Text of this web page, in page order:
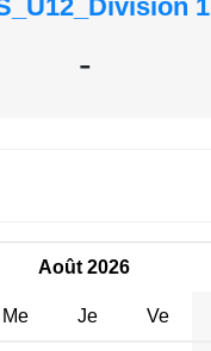
1
-
Août 2026
Me Je Ve